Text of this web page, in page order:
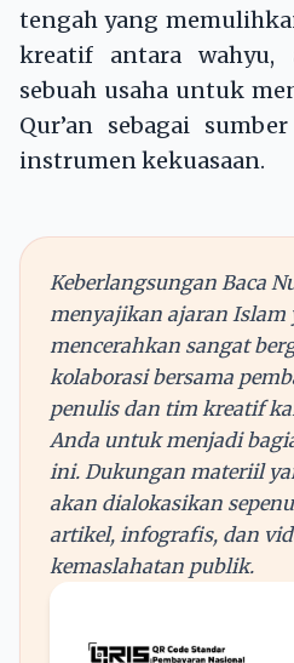
tengah yang
kreatif antara wahyu,
sebuah usaha untuk
Qur’an sebagai
instrumen kekuasaan.
Keberlangsungan Baca
menyajikan ajaran Islam
mencerahkan sangat
kolaborasi bersama
penulis dan tim kreatif
Anda untuk menjadi
ini. Dukungan materiil
akan dialokasikan
artikel, infografis, dan
kemaslahatan publik.